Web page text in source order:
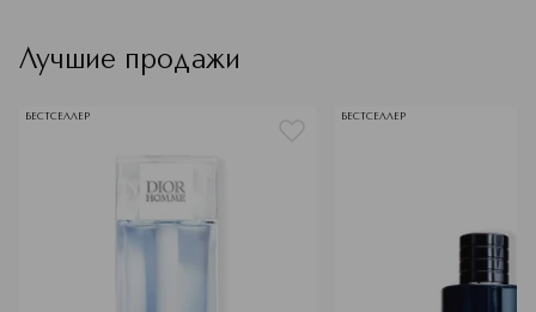
Лучшие продажи
БЕСТСЕЛЛЕР БЕСТСЕЛЛЕР